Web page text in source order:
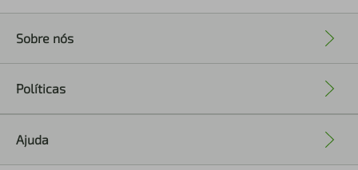
Sobre nós
Políticas
Ajuda